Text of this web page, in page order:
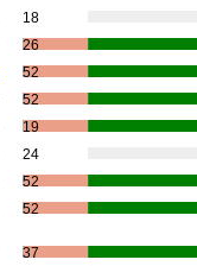
18
26
52
52
19
24
52
52
37